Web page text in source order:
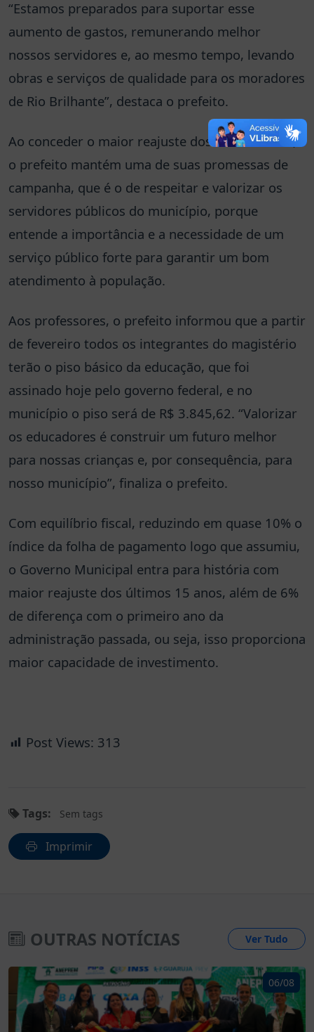
“Estamos preparados para suportar esse
aumento de gastos, remunerando melhor
nossos servidores e, ao mesmo tempo, levando
obras e serviços de qualidade para os moradores
de Rio Brilhante”, destaca o prefeito.
Ao conceder o maior reajuste dos últimos anos,
o prefeito mantém uma de suas promessas de
campanha, que é o de respeitar e valorizar os
servidores públicos do município, porque
entende a importância e a necessidade de um
serviço público forte para garantir um bom
atendimento à população.
Aos professores, o prefeito informou que a partir
de fevereiro todos os integrantes do magistério
terão o piso básico da educação, que foi
assinado hoje pelo governo federal, e no
município o piso será de R$ 3.845,62. “Valorizar
os educadores é construir um futuro melhor
para nossas crianças e, por consequência, para
nosso município”, finaliza o prefeito.
Com equilíbrio fiscal, reduzindo em quase 10% o
índice da folha de pagamento logo que assumiu,
o Governo Municipal entra para história com
maior reajuste dos últimos 15 anos, além de 6%
de diferença com o primeiro ano da
administração passada, ou seja, isso proporciona
maior capacidade de investimento.
Post Views: 313
Tags: Sem tags
Imprimir
OUTRAS NOTÍCIAS Ver Tudo
06/08